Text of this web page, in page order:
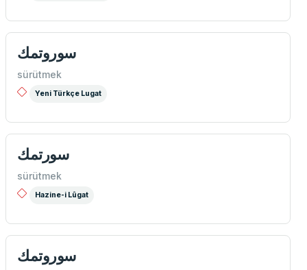
سوروتمك
sürütmek
Yeni Türkçe Lugat
سورتمك
sürütmek
Hazine-i Lûgat
سوروتمك